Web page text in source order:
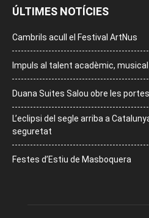
ÚLTIMES NOTÍCIES
Cambrils acull el Festival ArtNus
Impuls al talent acadèmic,
Duana Suites Salou obre les portes
L’eclipsi del segle arriba a
seguretat
Festes d’Estiu de Masboquera